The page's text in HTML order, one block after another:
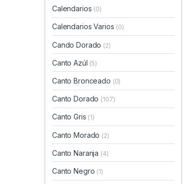
Calendarios (0)
Calendarios Varios (0)
Cando Dorado (2)
Canto Azúl (5)
Canto Bronceado (0)
Canto Dorado (107)
Canto Gris (1)
Canto Morado (2)
Canto Naranja (4)
Canto Negro (1)